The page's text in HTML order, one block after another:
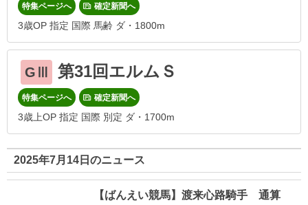
特集ページへ 確定新聞へ
3歳OP 指定 国際 馬齢 ダ・1800m
GⅢ 第31回エルムＳ
特集ページへ 確定新聞へ
3歳上OP 指定 国際 別定 ダ・1700m
2025年7月14日のニュース
【ばんえい競馬】渡来心路騎手 通算